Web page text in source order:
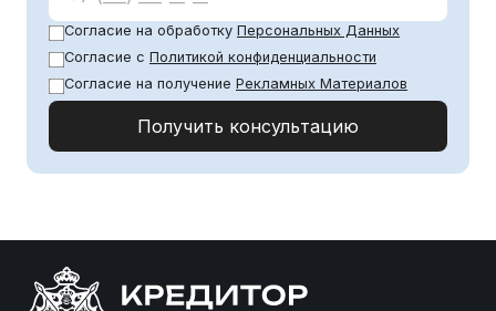
Согласие на обработку Персональных Данных
Согласие с Политикой конфиденциальности
Согласие на получение Рекламных Материалов